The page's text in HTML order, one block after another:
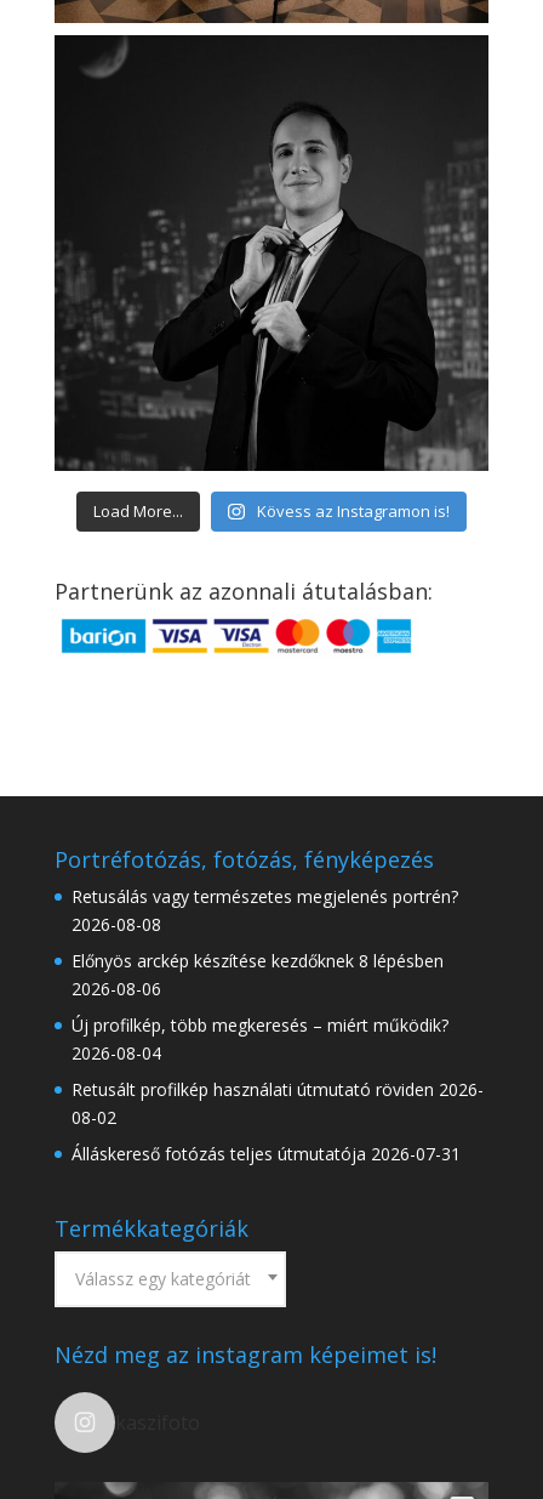
Load More... Kövess az Instagramon is!
Partnerünk az azonnali átutalásban:
Portréfotózás, fotózás, fényképezés
Retusálás vagy természetes megjelenés portrén?
2026-08-08
Előnyös arckép készítése kezdőknek 8 lépésben
2026-08-06
Új profilkép, több megkeresés – miért működik?
2026-08-04
Retusált profilkép használati útmutató röviden 2026-
08-02
Álláskereső fotózás teljes útmutatója 2026-07-31
Termékkategóriák
Válassz egy kategóriát
Nézd meg az instagram képeimet is!
kaszifoto